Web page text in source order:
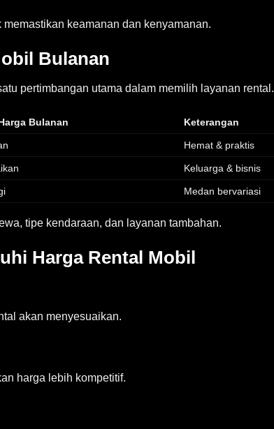
keamanan dan kenyamanan.
Bulanan
pertimbangan utama dalam memilih layanan rental.
Bulanan Keterangan
Hemat & praktis
Keluarga & bisnis
Medan bervariasi
tipe kendaraan, dan layanan tambahan.
Harga Rental Mobil
akan menyesuaikan.
harga lebih kompetitif.